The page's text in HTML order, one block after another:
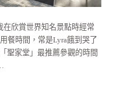
在欣賞世界知名景點時經常
餐時間，常是Lyra餓到哭了
聖家堂」最推薦參觀的時間